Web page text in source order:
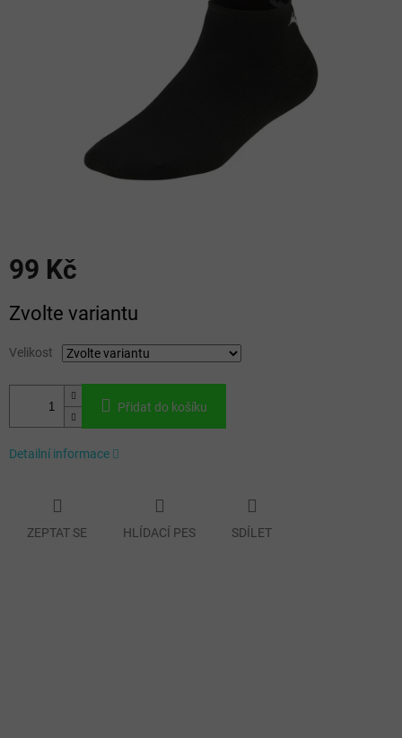
99 Kč
cena:
Zvolte variantu
Velikost
Přidat do košíku
Detailní informace
ZEPTAT SE HLÍDACÍ PES SDÍLET